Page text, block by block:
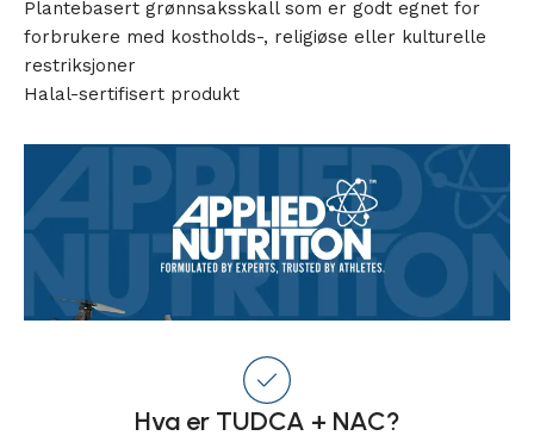
Plantebasert grønnsaksskall som er godt egnet for
forbrukere med kostholds-, religiøse eller kulturelle
restriksjoner
Halal-sertifisert produkt
Hva er TUDCA + NAC?